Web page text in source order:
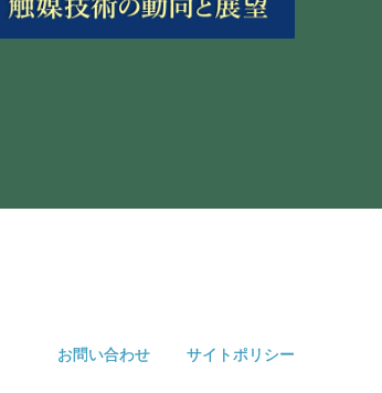
お問い合わせ サイトポリシー